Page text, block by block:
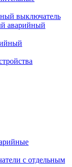
выключатель
аварийный
с отдельным